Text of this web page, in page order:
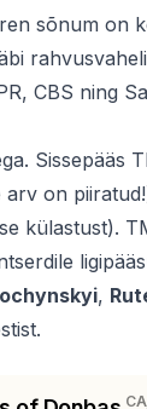
sõnum on
CBS ning
Sissepääs
arv on
külastust).
,